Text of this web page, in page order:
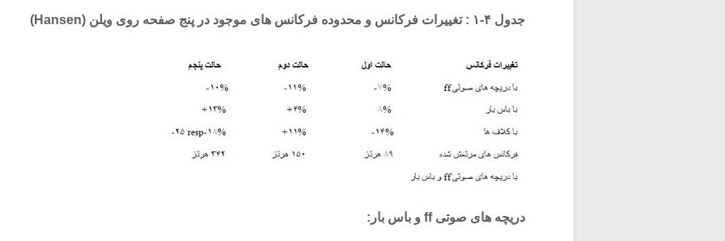
جدول ۴-۱ : تغییرات فرکانس و محدوده فرکانس های موجود در پنج صفحه روی ویلن (Hansen)
دریچه های صوتی ff و باس بار: